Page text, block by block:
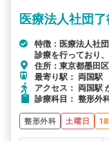
医療法人社団
特徴：医療法人社
診療を行っており
住所：東京都墨田
最寄り駅： 両国
アクセス： 両国駅
診療科目： 整形外
整形外科 土曜日